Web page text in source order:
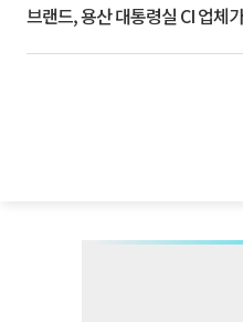
브랜드, 용산 대통령실 CI 업체